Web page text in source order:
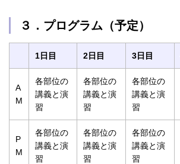
３．プログラム（予定）
1日目 2日目 3日目
A
M
各部位の
講義と演
習
各部位の
講義と演
習
各部位の
講義と演
習
P
M
各部位の
講義と演
習
各部位の
講義と演
習
各部位の
講義と演
習